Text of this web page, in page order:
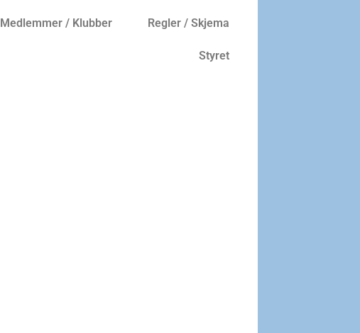
Medlemmer / Klubber Regler / Skjema
Styret